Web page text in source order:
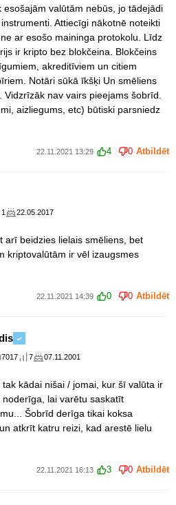
valūtām nebūs, jo tādejādi
Attiecīgi nākotnē noteikti
ar esošo maininga protokolu. Līdz
ir kripto bez blokčeina. Blokčeins
akreditīviem un citiem
Notāri sūkā īkšķi Un smēliens
Vidzrīzāk nav vairs pieejams šobrīd.
aizliegums, etc) būtiski parsniedz
22.11.2021 13:29 4 0 Atbildēt
1 22.05.2017
arī beidzies lielais smēliens, bet
kriptovalūtām ir vēl izaugsmes
22.11.2021 14:39 0 0 Atbildēt
7017 7 07.11.2001
tak kādai nišai / jomai, kur šī valūta ir
noderīga, lai varētu saskatīt
Šobrīd derīga tikai koksa
atkrīt katru reizi, kad arestē lielu
22.11.2021 16:13 3 0 Atbildēt